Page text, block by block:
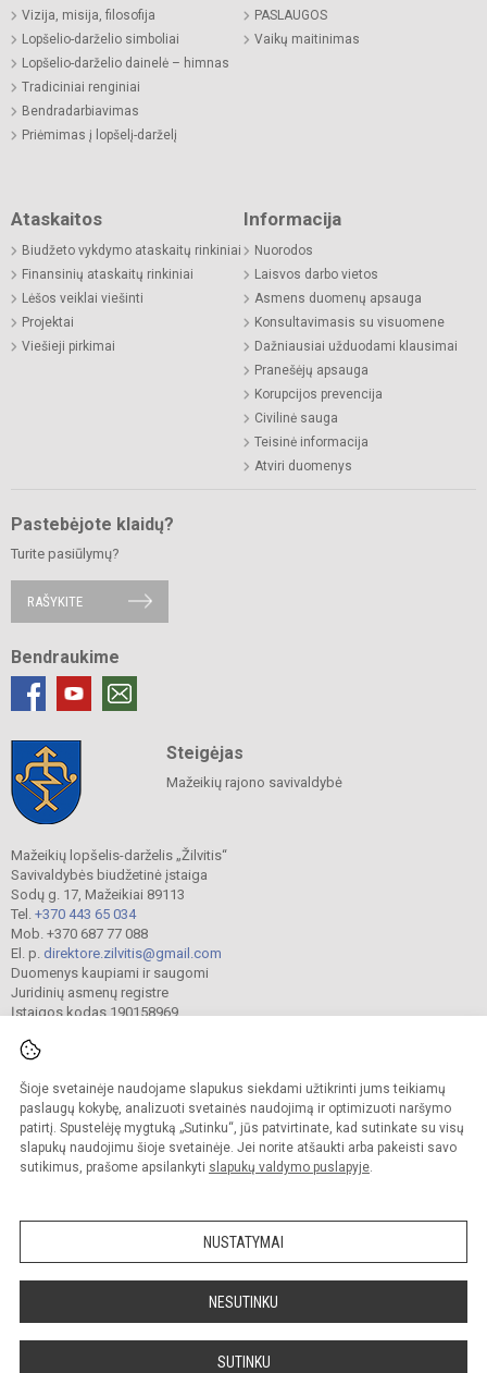
Šioje svetainėje naudojame slapukus siekdami užtikrinti jums teikiamų
paslaugų kokybę, analizuoti svetainės naudojimą ir optimizuoti naršymo
patirtį. Spustelėję mygtuką „Sutinku“, jūs patvirtinate, kad sutinkate su visų
slapukų naudojimu šioje svetainėje. Jei norite atšaukti arba pakeisti savo
sutikimus, prašome apsilankyti slapukų valdymo puslapyje.
NUSTATYMAI
NESUTINKU
SUTINKU
Vizija, misija, filosofija
Lopšelio-darželio simboliai
Lopšelio-darželio dainelė – himnas
Tradiciniai renginiai
Bendradarbiavimas
Priėmimas į lopšelį-darželį
PASLAUGOS
Vaikų maitinimas
Ataskaitos
Biudžeto vykdymo ataskaitų rinkiniai
Finansinių ataskaitų rinkiniai
Lėšos veiklai viešinti
Projektai
Viešieji pirkimai
Informacija
Nuorodos
Laisvos darbo vietos
Asmens duomenų apsauga
Konsultavimasis su visuomene
Dažniausiai užduodami klausimai
Pranešėjų apsauga
Korupcijos prevencija
Civilinė sauga
Teisinė informacija
Atviri duomenys
Pastebėjote klaidų?
Turite pasiūlymų?
RAŠYKITE
Bendraukime
Steigėjas
Mažeikių rajono savivaldybė
Mažeikių lopšelis-darželis „Žilvitis“
Savivaldybės biudžetinė įstaiga
Sodų g. 17, Mažeikiai 89113
Tel. +370 443 65 034
Mob. +370 687 77 088
El. p. direktore.zilvitis@gmail.com
Duomenys kaupiami ir saugomi
Juridinių asmenų registre
Įstaigos kodas 190158969
© 2024. Mažeikių lopšelis-darželis „Žilvitis“. Visos teisės saugomos.
Kopijuoti turinį be raštiško įstaigos administracijos sutikimo griežtai draudžiama.
Prieinamumo paraiška Slapukų valdymas
Sumanus būdas atnaujinti